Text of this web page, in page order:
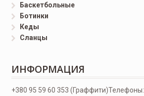
Баскетбольные
Ботинки
Кеды
Сланцы
ИНФОРМАЦИЯ
Телефоны:
+380 95 59 60 353 (Граффити)